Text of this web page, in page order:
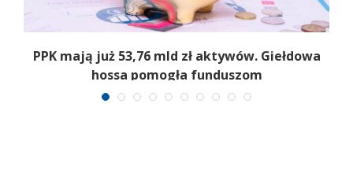
PPK mają już 53,76 mld zł aktywów. Giełdowa
hossa pomogła funduszom